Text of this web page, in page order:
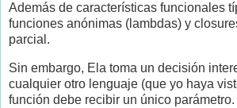
Además de características funcionales
funciones anónimas (lambdas) y
parcial.
Sin embargo, Ela toma un decisión
cualquier otro lenguaje (que yo haya
función debe recibir un único